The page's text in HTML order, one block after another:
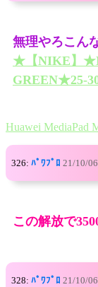
無理やろこん
★【NIKE】
GREEN★25-
Huawei MediaPad
326: ﾊﾟﾜﾌﾟﾛ 21/10/
この解放で
328: ﾊﾟﾜﾌﾟﾛ 21/10/